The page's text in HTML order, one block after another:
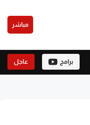
مباشر
برامج عاجل